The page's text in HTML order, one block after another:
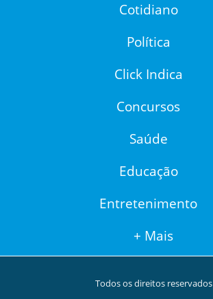
Cotidiano
Política
Click Indica
Concursos
Saúde
Educação
Entretenimento
+ Mais
Todos os direitos reservados